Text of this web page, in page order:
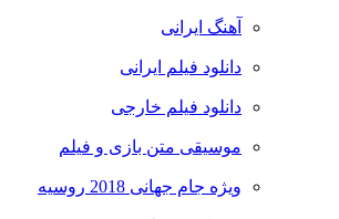
آهنگ ایرانی
دانلود فیلم ایرانی
دانلود فیلم خارجی
موسیقی متن بازی و فیلم
ویژه جام جهانی 2018 روسیه